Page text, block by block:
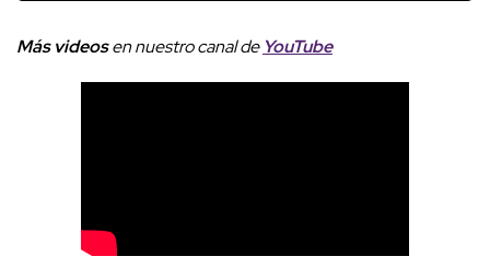
Más videosen nuestro canal de YouTube